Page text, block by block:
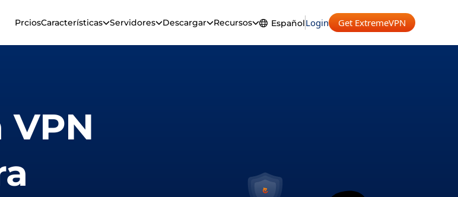
PrciosCaracterísticas Servidores Descargar Recursos
EspañolLogin Get ExtremeVPN
VPN